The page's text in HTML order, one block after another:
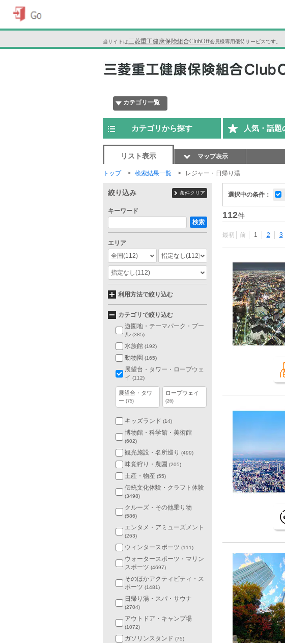
当サイトは三菱重工健康保険組合ClubOff会員様専用優待サービスです。
カテゴリ一覧
カテゴリから探す 人気・話題
リスト表示 マップ表示
トップ 検索結果一覧 レジャー・日帰り湯
選択中の条件：
112件
最初 前 1 2 3
絞り込み 条件クリア
キーワード
検索
エリア
全国(112) 指定なし(112)
指定なし(112)
利用方法で絞り込む
カテゴリで絞り込む
遊園地・テーマパーク・プー
ル (385)
水族館 (192)
動物園 (165)
展望台・タワー・ロープウェ
イ (112)
展望台・タワ
ー (75)
ロープウェイ
(26)
キッズランド (14)
博物館・科学館・美術館
(602)
観光施設・名所巡り (499)
味覚狩り・農園 (205)
土産・物産 (55)
伝統文化体験・クラフト体験
(3498)
クルーズ・その他乗り物
(586)
エンタメ・アミューズメント
(263)
ウィンタースポーツ (111)
ウォータースポーツ・マリン
スポーツ (4697)
そのほかアクティビティ・ス
ポーツ (1481)
日帰り湯・スパ・サウナ
(2704)
アウトドア・キャンプ場
(1072)
ガソリンスタンド (75)